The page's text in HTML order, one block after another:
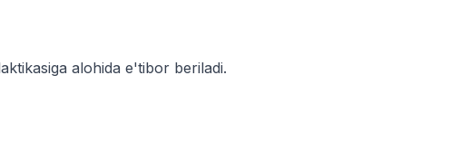
alohida e'tibor beriladi.